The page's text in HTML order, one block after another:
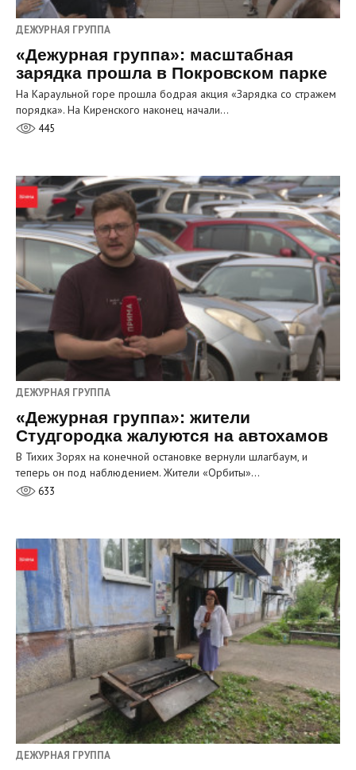
ДЕЖУРНАЯ ГРУППА
«Дежурная группа»: масштабная
зарядка прошла в Покровском парке
На Караульной горе прошла бодрая акция «Зарядка со стражем
порядка». На Киренского наконец начали…
445
ДЕЖУРНАЯ ГРУППА
«Дежурная группа»: жители
Студгородка жалуются на автохамов
В Тихих Зорях на конечной остановке вернули шлагбаум, и
теперь он под наблюдением. Жители «Орбиты»…
633
ДЕЖУРНАЯ ГРУППА